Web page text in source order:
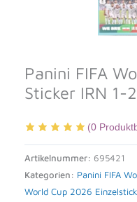
Panini FIFA
Sticker IRN 1-
(0
Artikelnummer: 695421
Kategorien: Panini FIFA
World Cup 2026